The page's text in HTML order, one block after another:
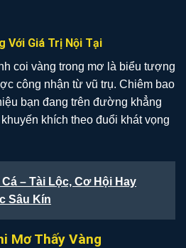
Với Giá Trị Nội Tại
coi vàng trong mơ là biểu tượng
công nhận từ vũ trụ. Chiêm bao
bạn đang trên đường khẳng
khích theo đuổi khát vọng
Cá – Tài Lộc, Cơ Hội Hay
Sâu Kín
Mơ Thấy Vàng